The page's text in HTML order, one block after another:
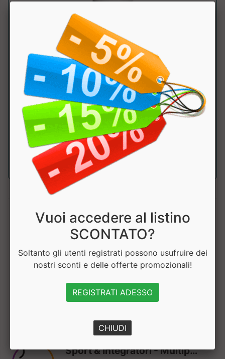
Drenante
Why Nature
Drenante in compresse a base di uva ursina, pilosella,
bucco, mirtillo rosso, t&egrave...
a partire da € 20.72
sconto 20%
1
Hai bisogno di aiuto? Chatta con noi
Vuoi accedere al listino
SCONTATO?
Soltanto gli utenti registrati possono usufruire dei
nostri sconti e delle offerte promozionali!
REGISTRATI ADESSO
CHIUDI